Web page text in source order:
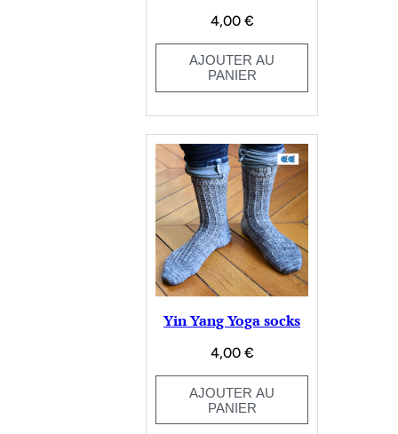
4,00 €
AJOUTER AU
PANIER
Yin Yang Yoga socks
4,00 €
AJOUTER AU
PANIER